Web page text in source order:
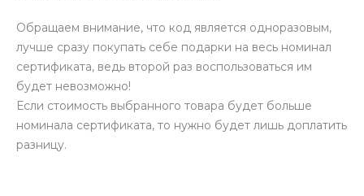
Обращаем внимание, что код является одноразовым,
лучше сразу покупать себе подарки на весь номинал
сертификата, ведь второй раз воспользоваться им
будет невозможно!
Если стоимость выбранного товара будет больше
номинала сертификата, то нужно будет лишь доплатить
разницу.